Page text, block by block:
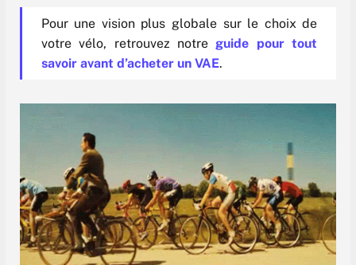
Pour une vision plus globale sur le choix de
votre vélo, retrouvez notre guide pour tout
savoir avant d’acheter un VAE.